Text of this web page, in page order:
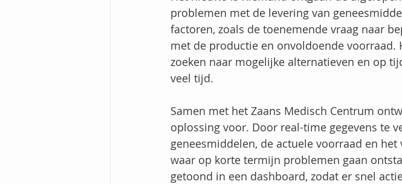
problemen met de levering van
factoren, zoals de toenemende vraag naar
met de productie en onvoldoende voorraad.
zoeken naar mogelijke alternatieven en op
veel tijd.
Samen met het Zaans Medisch Centrum
oplossing voor. Door real-time gegevens te
geneesmiddelen, de actuele voorraad en
waar op korte termijn problemen gaan
getoond in een dashboard, zodat er snel